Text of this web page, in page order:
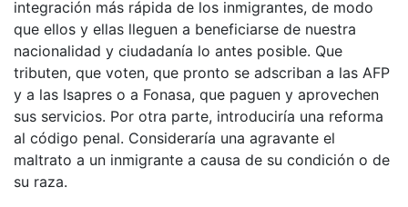
integración más rápida de los inmigrantes, de modo
que ellos y ellas lleguen a beneficiarse de nuestra
nacionalidad y ciudadanía lo antes posible. Que
tributen, que voten, que pronto se adscriban a las AFP
y a las Isapres o a Fonasa, que paguen y aprovechen
sus servicios. Por otra parte, introduciría una reforma
al código penal. Consideraría una agravante el
maltrato a un inmigrante a causa de su condición o de
su raza.